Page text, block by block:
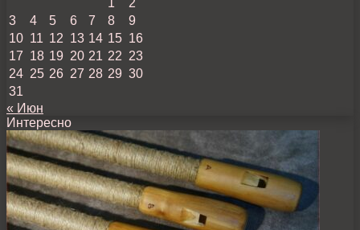
1
2
3
4 5 6 7 8
9
10 11 12 13 14 15 16
17 18 19 20 21 22 23
24 25 26 27 28 29 30
31
« Июн
Интересно